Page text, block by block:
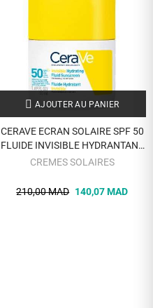
AJOUTER AU PANIER
CERAVE ECRAN SOLAIRE SPF 50
FLUIDE INVISIBLE HYDRANTANT
50 ML
CREMES SOLAIRES
210,00 MAD 140,07 MAD